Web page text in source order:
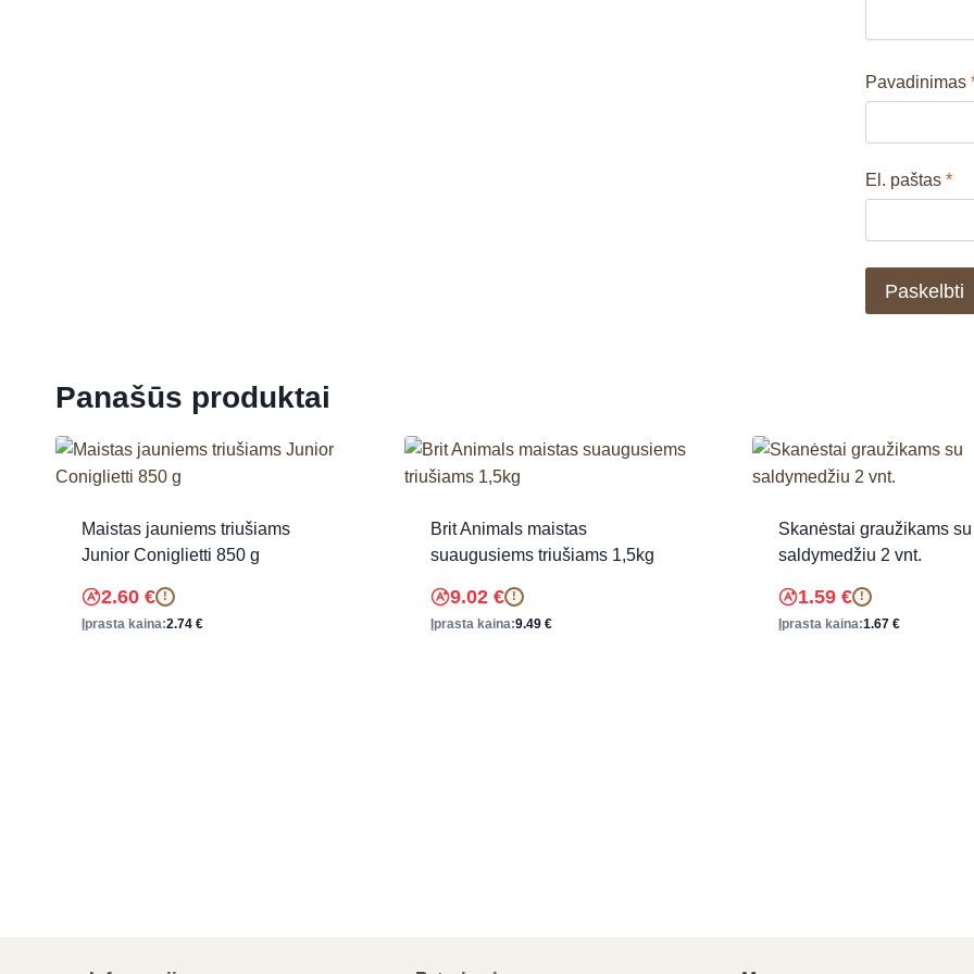
Pavadinimas
El. paštas*
Panašūs produktai
Maistas jauniems triušiams
Junior Coniglietti 850 g
2.60 € !
Įprasta kaina:2.74 €
Brit Animals maistas
suaugusiems triušiams 1,5kg
9.02 € !
Įprasta kaina:9.49 €
Skanėstai graužikams su
saldymedžiu 2 vnt.
1.59 € !
Įprasta kaina:1.67 €